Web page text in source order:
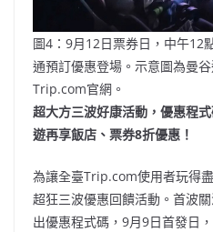
圖4：9月12日票券日，中午12
通預訂優惠登場。示意圖為曼
Trip.com官網。
超大方三波好康活動，優惠程
遊再享飯店、票券8折優惠！
為讓全臺Trip.com使用者玩得
超狂三波優惠回饋活動。首波
出優惠程式碼，9月9日首發日